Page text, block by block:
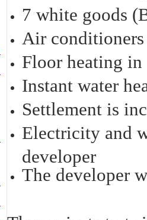
7 white goods
Air
Floor heating in
Instant water
Settlement is
Electricity and
developer
The developer